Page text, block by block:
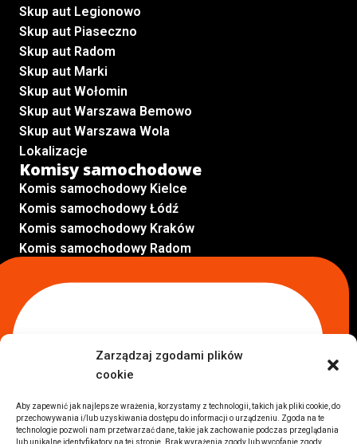
Zarządzaj zgodami plików
cookie
Aby zapewnić jak najlepsze wrażenia, korzystamy z technologii, takich jak pliki cookie, do
przechowywania i/lub uzyskiwania dostępu do informacji o urządzeniu. Zgoda na te
technologie pozwoli nam przetwarzać dane, takie jak zachowanie podczas przeglądania
lub unikalne identyfikatory na tej stronie. Brak wyrażenia zgody lub wycofanie zgody
Skup aut Legionowo
Skup aut Piaseczno
Skup aut Radom
Skup aut Marki
Skup aut Wołomin
Skup aut Warszawa Bemowo
Skup aut Warszawa Wola
Lokalizacje
Komisy samochodowe
Komis samochodowy Kielce
Komis samochodowy Łódź
Komis samochodowy Kraków
Komis samochodowy Radom
Komis samochodowy Opole
Komis samochodowy Lublin
Inne Lokalizacje
Auta z USA Rzeszów
Auta z USA Białystok